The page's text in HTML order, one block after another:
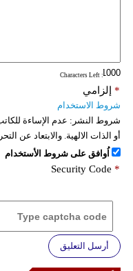
: Characters Left
إلزامي *
شروط الاستخدام
شروط النشر: عدم الإساءة
أو الذات الالهية. والابتعاد عن
اُوافق على شروط الأستخدام
Security Code *
أرسل التعليق